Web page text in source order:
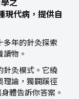
之
現代病，提供自
多年的針灸探索
物。
針灸模式。它繞
理論，獨闢蹊徑
體告訴你答案。